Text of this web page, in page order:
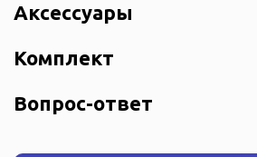
Аксессуары
Комплект
Вопрос-ответ